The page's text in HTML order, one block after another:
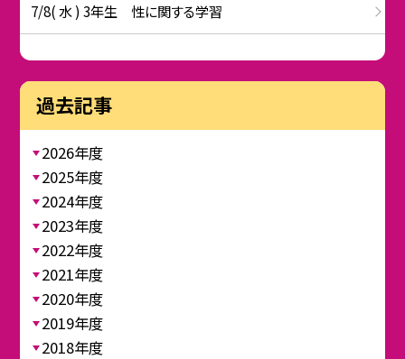
7/8( 水 ) 3年生 性に関する学習
過去記事
2026年度
2025年度
2024年度
2023年度
2022年度
2021年度
2020年度
2019年度
2018年度